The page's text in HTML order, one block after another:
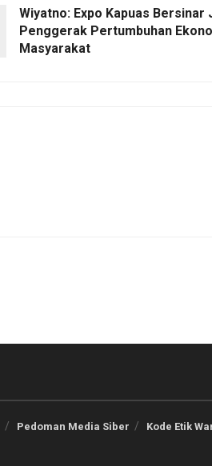
Wiyatno: Expo Kapuas Bersinar
Penggerak Pertumbuhan
Masyarakat
Pedoman Media Siber Kode Etik